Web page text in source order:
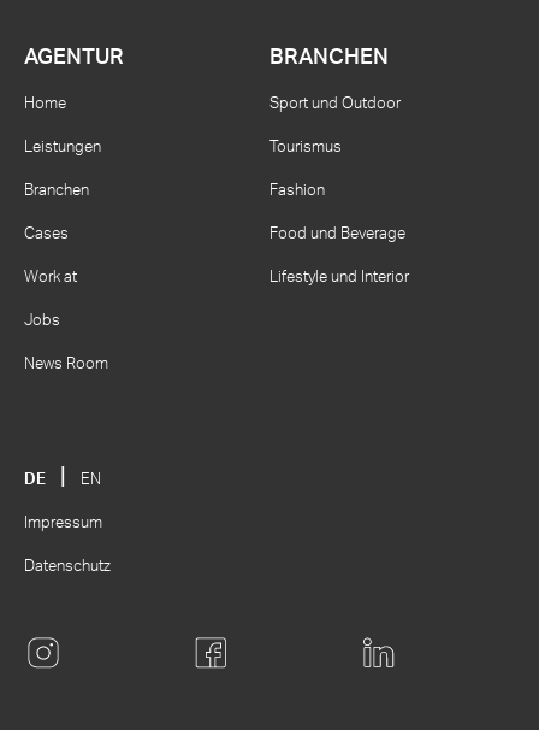
AGENTUR
Home
Leistungen
Branchen
Cases
Work at
Jobs
News Room
BRANCHEN
Sport und Outdoor
Tourismus
Fashion
Food und Beverage
Lifestyle und Interior
DE EN
Impressum
Datenschutz